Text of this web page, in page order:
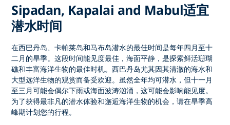
Sipadan, Kapalai and Mabul适宜
潜水时间
在西巴丹岛、卡帕莱岛和马布岛潜水的最佳时间是每年四月至十
二月的旱季。这段时间能见度最佳，海面平静，是探索鲜活珊瑚
礁和丰富海洋生物的最佳时机。西巴丹岛尤其因其清澈的海水和
大型远洋生物的观赏而备受欢迎。虽然全年均可潜水，但十一月
至三月可能会偶尔下雨或海面波涛汹涌，这可能会影响能见度。
为了获得最非凡的潜水体验和邂逅海洋生物的机会，请在旱季高
峰期计划您的行程。